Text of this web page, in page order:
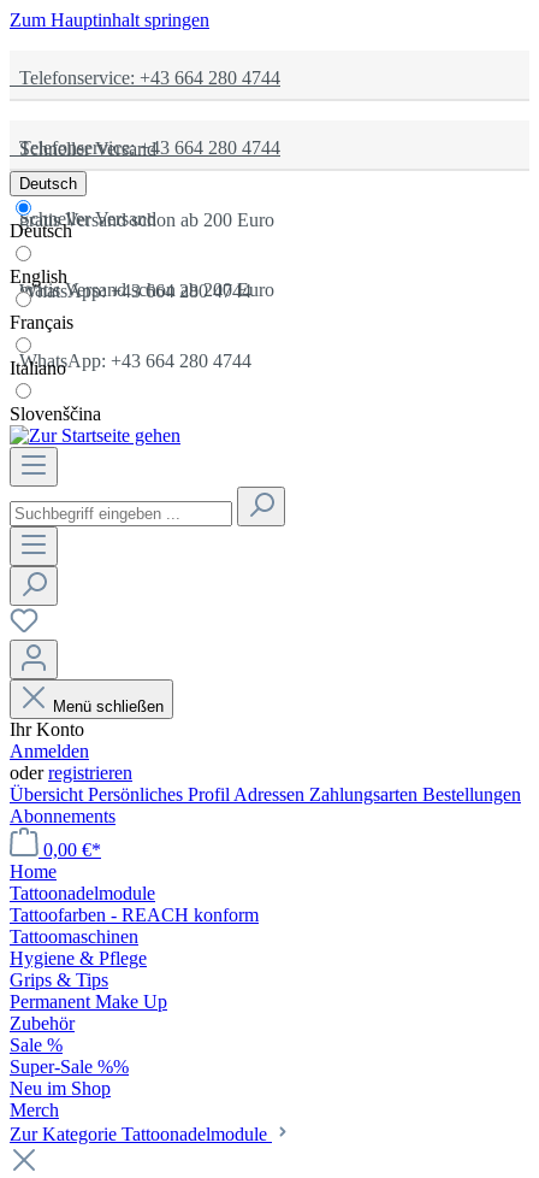
Zum Hauptinhalt springen
Telefonservice: +43 664 280 4744
Schneller Versand
gratis Versand schon ab 200 Euro
WhatsApp: +43 664 280 4744
Telefonservice: +43 664 280 4744
Schneller Versand
gratis Versand schon ab 200 Euro
WhatsApp: +43 664 280 4744
Deutsch
Deutsch
English
Français
Italiano
Slovenščina
Menü schließen
Ihr Konto
Anmelden
oderregistrieren
Übersicht Persönliches Profil Adressen Zahlungsarten Bestellungen
Abonnements
0,00 €*
Home
Tattoonadelmodule
Tattoofarben - REACH konform
Tattoomaschinen
Hygiene & Pflege
Grips & Tips
Permanent Make Up
Zubehör
Sale %
Super-Sale %%
Neu im Shop
Merch
Zur Kategorie Tattoonadelmodule